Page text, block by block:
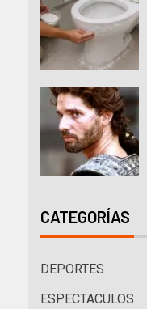
CATEGORÍAS
DEPORTES
ESPECTACULOS